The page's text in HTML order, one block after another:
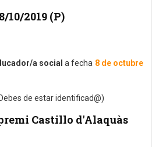
10/2019 (P)
a sociala fecha 8 de octubre
de estar identificad@)
Castillo d'Alaquàs